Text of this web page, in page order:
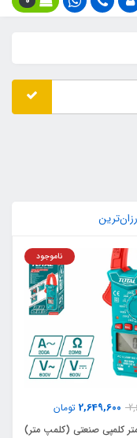
2,649,600 تومان
ناموجود
کلمپی صنعتی (کلمپ متر)